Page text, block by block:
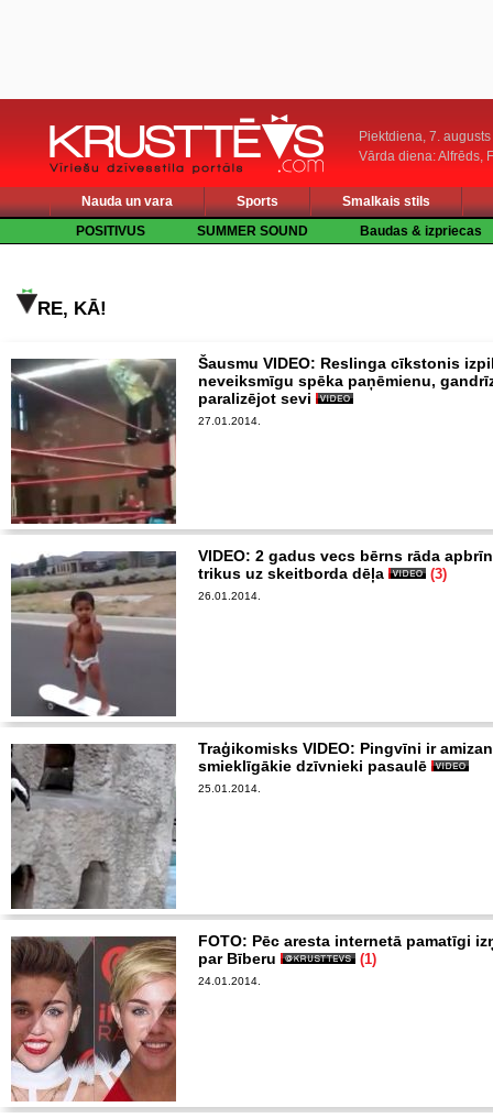
Piektdiena, 7. augusts
Vārda diena: Alfrēds,
Nauda un vara Sports
Smalkais stils
POSITIVUS
SUMMER SOUND Baudas & izpriecas
RE, KĀ!
Šausmu VIDEO: Reslinga cīkstonis
neveiksmīgu spēka paņēmienu,
paralizējot sevi
27.01.2014.
VIDEO: 2 gadus vecs bērns rāda
trikus uz skeitborda dēļa
(3)
26.01.2014.
Traģikomisks VIDEO: Pingvīni ir
smieklīgākie dzīvnieki pasaulē
25.01.2014.
FOTO: Pēc aresta internetā pamatīgi
par Bīberu
(1)
24.01.2014.